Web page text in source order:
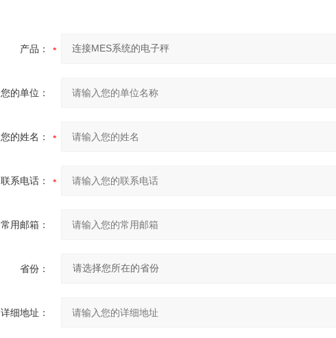
产品：
您的单位：
您的姓名：
联系电话：
常用邮箱：
省份：
详细地址：